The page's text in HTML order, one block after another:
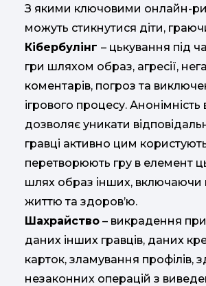
З якими ключовими онлайн-
можуть стикнутися діти,
Кібербулінг – цькування під
гри шляхом образ, агресії,
коментарів, погроз та
ігрового процесу. Анонімність
дозволяє уникати
гравці активно цим
перетворюють гру в елемент
шлях образ інших, включаючи
життю та здоров’ю.
Шахрайство – викрадення
даних інших гравців, даних
карток, зламування профілів,
незаконних операцій з